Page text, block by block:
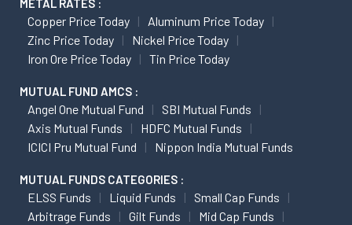
METAL RATES :
Copper Price Today
Aluminum Price Today
Zinc Price Today
Nickel Price Today
Iron Ore Price Today
Tin Price Today
MUTUAL FUND AMCS :
Angel One Mutual Fund
SBI Mutual Funds
Axis Mutual Funds
HDFC Mutual Funds
ICICI Pru Mutual Fund
Nippon India Mutual Funds
MUTUAL FUNDS CATEGORIES :
ELSS Funds Liquid Funds
Small Cap Funds
Arbitrage Funds
Gilt Funds
Mid Cap Funds